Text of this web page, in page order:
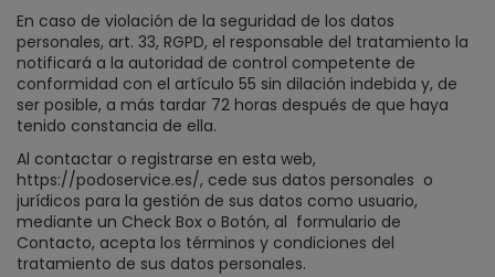
En caso de violación de la seguridad de los datos
personales, art. 33, RGPD, el responsable del tratamiento la
notificará a la autoridad de control competente de
conformidad con el artículo 55 sin dilación indebida y, de
ser posible, a más tardar 72 horas después de que haya
tenido constancia de ella.
Al contactar o registrarse en esta web,
https://podoservice.es/, cede sus datos personales o
jurídicos para la gestión de sus datos como usuario,
mediante un Check Box o Botón, al formulario de
Contacto, acepta los términos y condiciones del
tratamiento de sus datos personales.